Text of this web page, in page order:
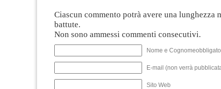
Ciascun commento potrà avere una lunghezza
battute.
Non sono ammessi commenti consecutivi.
Nome e
E-mail (non verrà
Sito Web